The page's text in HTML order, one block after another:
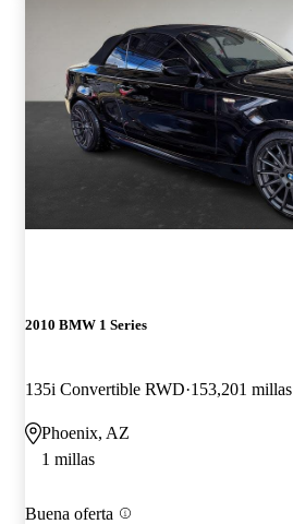
2010 BMW 1 Series
135i Convertible RWD 153,201 millas
Phoenix, AZ
1 millas
Buena oferta